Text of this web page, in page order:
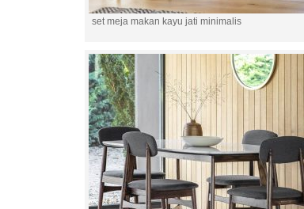
set meja makan kayu jati minimalis